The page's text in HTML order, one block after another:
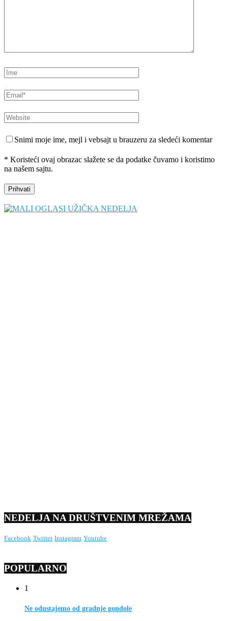
Snimi moje ime, mejl i vebsajt u brauzeru za sledeći komentar
* Koristeći ovaj obrazac slažete se da podatke čuvamo i koristimo
na našem sajtu.
NEDELJA NA DRUŠTVENIM MREŽAMA
Facebook Twitter Instagram Youtube
POPULARNO
1
Ne odustajemo od gradnje gondole